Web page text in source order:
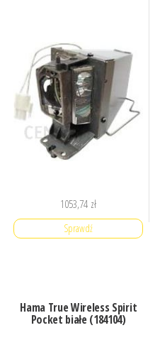
1053,74 zł
Sprawdź
Hama True Wireless Spirit
Pocket białe (184104)